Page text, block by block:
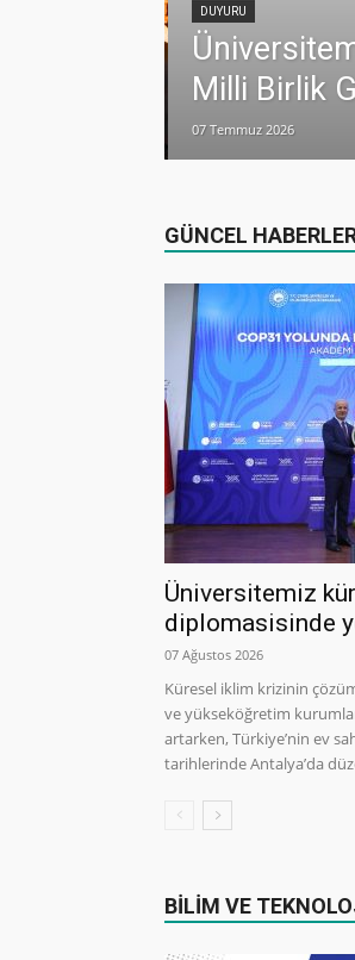
DUYURU
Milli Birlik
07 Temmuz 2026
GÜNCEL
Üniversitemiz
diplomasisinde
07 Ağustos 2026
Küresel iklim krizinin
ve yükseköğretim
artarken, Türkiye’nin ev
tarihlerinde Antalya’da
BİLİM VE